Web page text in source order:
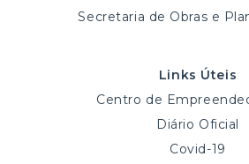
Secretaria de Obras e
Links Úteis
Centro de
Diário Oficial
Covid-19